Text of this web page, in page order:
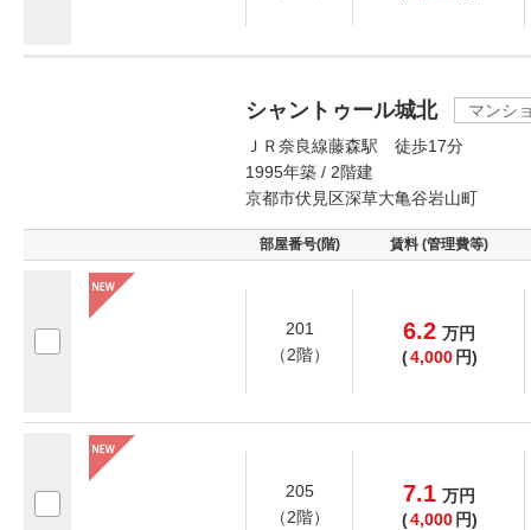
シャントゥール城北
マンシ
ＪＲ奈良線藤森駅 徒歩17分
1995年築 / 2階建
京都市伏見区深草大亀谷岩山町
部屋番号(階) 賃料 (管理費等)
201
（2階）
6.2 万円
(4,000 円)
205
（2階）
7.1 万円
(4,000 円)